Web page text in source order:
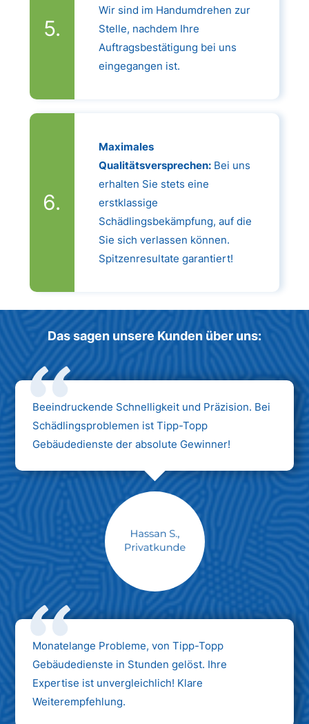
Wir sind im Handumdrehen zur
Stelle, nachdem Ihre
Auftragsbestätigung bei uns
eingegangen ist.
Maximales
Qualitätsversprechen:Bei uns
erhalten Sie stets eine
erstklassige
Schädlingsbekämpfung, auf die
Sie sich verlassen können.
Spitzenresultate garantiert!
Das sagen unsere Kunden über uns:
Beeindruckende Schnelligkeit und Präzision. Bei
Schädlingsproblemen ist Tipp-Topp
Gebäudedienste der absolute Gewinner!
Monatelange Probleme, von Tipp-Topp
Gebäudedienste in Stunden gelöst. Ihre
Expertise ist unvergleichlich! Klare
Weiterempfehlung.